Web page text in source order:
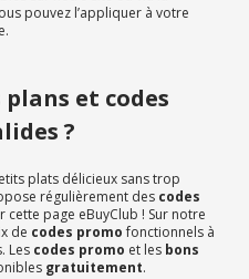
pouvez l’appliquer à votre
et codes
?
plats délicieux sans trop
régulièrement des codes
cette page eBuyClub ! Sur notre
de codes promofonctionnels à
Les codes promo et les bons
gratuitement.